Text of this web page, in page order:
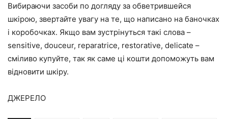
Вибираючи засоби по догляду за обветрившейся
шкірою, звертайте увагу на те, що написано на баночках
і коробочках. Якщо вам зустрінуться такі слова –
sensitive, douceur, reparatrice, restorative, delicate –
сміливо купуйте, так як саме ці кошти допоможуть вам
відновити шкіру.
ДЖЕРЕЛО